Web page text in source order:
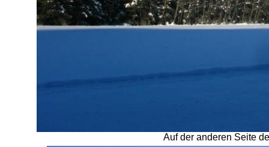
Auf der anderen Seite